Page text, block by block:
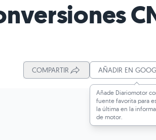
COMPARTIR AÑADIR EN
Añade Diariomotor
fuente favorita para
la última en la
de motor.